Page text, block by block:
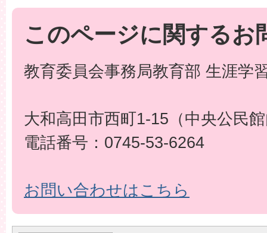
このページに関するお
教育委員会事務局教育部 生涯学
大和高田市西町1-15（中央公民
電話番号：0745-53-6264
お問い合わせはこちら